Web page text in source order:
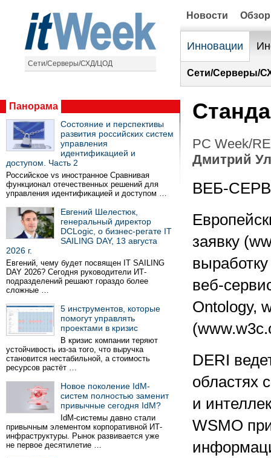
Сети/Серверы/СХД/ЦОД
Новости
Инновации
Сети/Серверы/
Панорама
Состояние и перспективы
развития российских систем
управления
идентификацией и
доступом. Часть 2
Российское vs иностранное Сравнивая
функционал отечественных решений для
управления идентификацией и доступом …
Евгений Шелестюк,
генеральный директор
DCLogic, о бизнес-регате IT
SAILING DAY, 13 августа
2026 г.
Евгений, чему будет посвящен IT SAILING
DAY 2026? Сегодня руководители ИТ-
подразделений решают гораздо более
сложные …
5 инструментов, которые
помогут управлять
проектами в кризис
В кризис компании теряют
устойчивость из-за того, что выручка
становится нестабильной, а стоимость
ресурсов растёт …
Новое поколение IdM-
систем полностью заменит
привычные сегодня IdM?
IdM-системы давно стали
привычным элементом корпоративной ИТ-
инфраструктуры. Рынок развивается уже
не первое десятилетие …
PC Week/
Дмитрий
ВЕБ-
заявку
веб-
Ontology,
DERI
областях
и
WSMO